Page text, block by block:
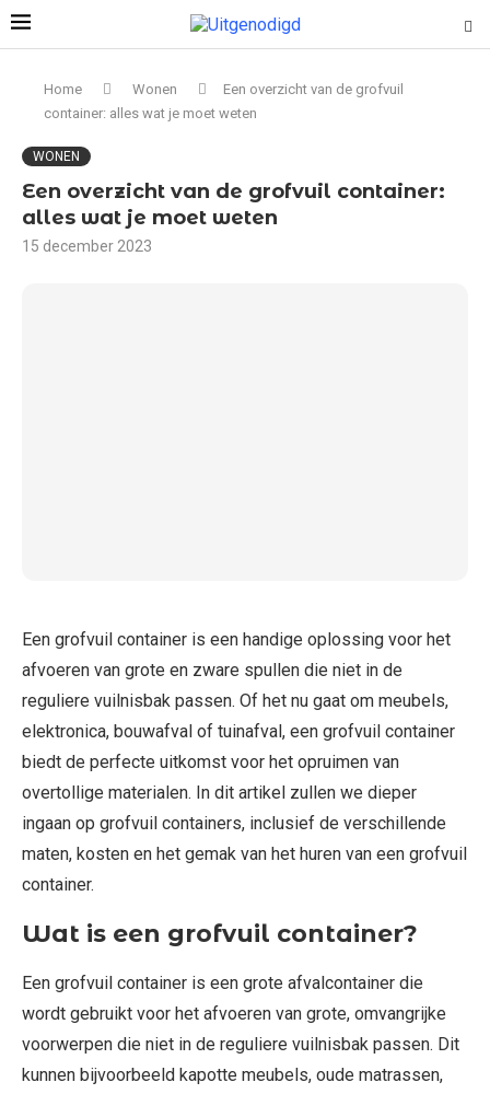
Home Wonen
Een overzicht van de grofvuil
container: alles wat je moet weten
WONEN
Een overzicht van de grofvuil container:
alles wat je moet weten
15 december 2023
Een grofvuil container is een handige oplossing voor het
afvoeren van grote en zware spullen die niet in de
reguliere vuilnisbak passen. Of het nu gaat om meubels,
elektronica, bouwafval of tuinafval, een grofvuil container
biedt de perfecte uitkomst voor het opruimen van
overtollige materialen. In dit artikel zullen we dieper
ingaan op grofvuil containers, inclusief de verschillende
maten, kosten en het gemak van het huren van een grofvuil
container.
Wat is een grofvuil container?
Een grofvuil container is een grote afvalcontainer die
wordt gebruikt voor het afvoeren van grote, omvangrijke
voorwerpen die niet in de reguliere vuilnisbak passen. Dit
kunnen bijvoorbeeld kapotte meubels, oude matrassen,